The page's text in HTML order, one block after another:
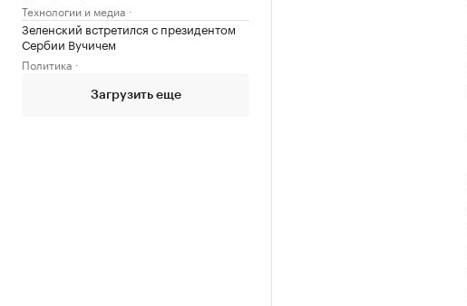
Технологии и медиа
Зеленский встретился с президентом
Сербии Вучичем
Политика
Загрузить еще